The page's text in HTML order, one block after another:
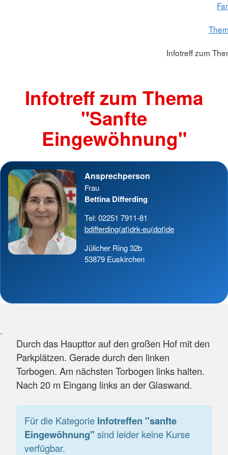
Infotreff zum
Infotreff zum Thema
"Sanfte
Eingewöhnung"
Ansprechperson
Frau
Bettina Differding
Tel: 02251 7911-81
bdifferding(at)drk-eu(dot)de
Jülicher Ring 32b
53879 Euskirchen
Durch das Haupttor auf den großen Hof mit den
Parkplätzen. Gerade durch den linken
Torbogen. Am nächsten Torbogen links halten.
Nach 20 m Eingang links an der Glaswand.
Für die Kategorie Infotreffen "sanfte
Eingewöhnung" sind leider keine Kurse
verfügbar.